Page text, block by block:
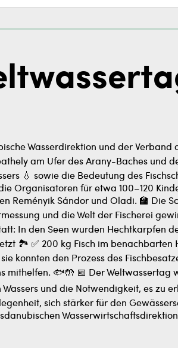
Wasserdirektion und der
am Ufer des Arany-Baches und
💧 sowie die Bedeutung des
Organisatoren für etwa 100–120
Reményik Sándor und Oladi. 🏫 Die
und die Welt der Fischerei
In den Seen wurden Hechtkarpfen
🏞️ ✅ 200 kg Fisch im benachbarten
konnten den Prozess des
🐟🤲 📅 Der Weltwassertag
und die Notwendigkeit, es zu
sich stärker für den